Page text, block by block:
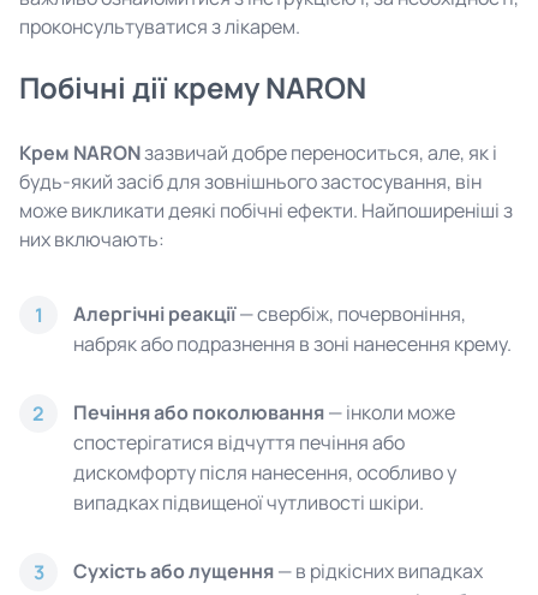
проконсультуватися з лікарем.
Побічні дії крему NARON
Крем NARONзазвичай добре переноситься, але, як і
будь-який засіб для зовнішнього застосування, він
може викликати деякі побічні ефекти. Найпоширеніші з
них включають:
1 Алергічні реакції— свербіж, почервоніння,
набряк або подразнення в зоні нанесення крему.
2 Печіння або поколювання— інколи може
спостерігатися відчуття печіння або
дискомфорту після нанесення, особливо у
випадках підвищеної чутливості шкіри.
3 Сухість або лущення— в рідкісних випадках